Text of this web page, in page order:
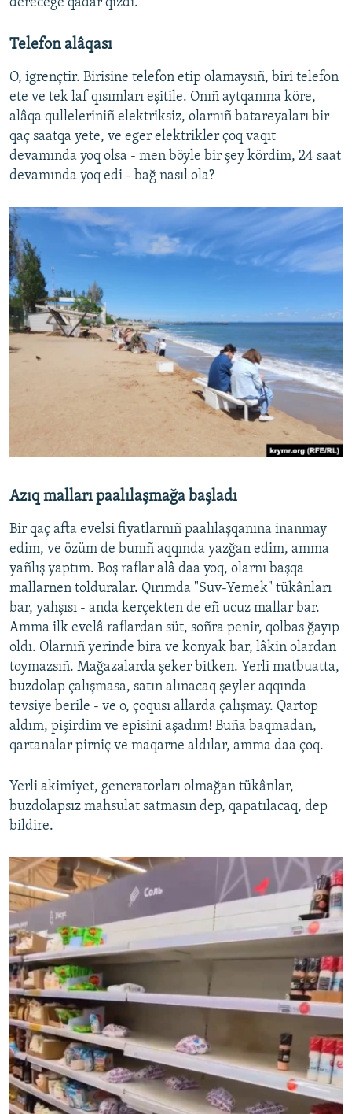
Telefon alâqası
O, igrençtir. Birisine telefon etip olamaysıñ, biri telefon
ete ve tek laf qısımları eşitile. Onıñ aytqanına köre,
alâqa qulleleriniñ elektriksiz, olarnıñ batareyaları bir
qaç saatqa yete, ve eger elektrikler çoq vaqıt
devamında yoq olsa - men böyle bir şey kördim, 24 saat
devamında yoq edi - bağ nasıl ola?
Azıq malları paalılaşmağa başladı
Bir qaç afta evelsi fiyatlarnıñ paalılaşqanına inanmay
edim, ve özüm de bunıñ aqqında yazğan edim, amma
yañlış yaptım. Boş raflar alâ daa yoq, olarnı başqa
mallarnen tolduralar. Qırımda "Suv-Yemek" tükânları
bar, yahşısı - anda kerçekten de eñ ucuz mallar bar.
Amma ilk evelâ raflardan süt, soñra penir, qolbas ğayıp
oldı. Olarnıñ yerinde bira ve konyak bar, lâkin olardan
toymazsıñ. Mağazalarda şeker bitken. Yerli matbuatta,
buzdolap çalışmasa, satın alınacaq şeyler aqqında
tevsiye berile - ve o, çoqusı allarda çalışmay. Qartop
aldım, pişirdim ve episini aşadım! Buña baqmadan,
qartanalar pirniç ve maqarne aldılar, amma daa çoq.
Yerli akimiyet, generatorları olmağan tükânlar,
buzdolapsız mahsulat satmasın dep, qapatılacaq, dep
bildire.